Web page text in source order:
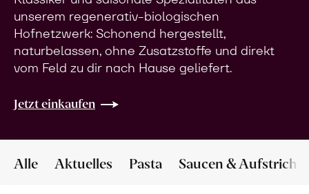
unserem regenerativ-biologischen
Hofnetzwerk: Schonend hergestellt,
naturbelassen, ohne Zusatzstoffe und direkt
vom Feld zu dir nach Hause geliefert.
Jetzt einkaufen
Alle Aktuelles Pasta Saucen & Aufstriche